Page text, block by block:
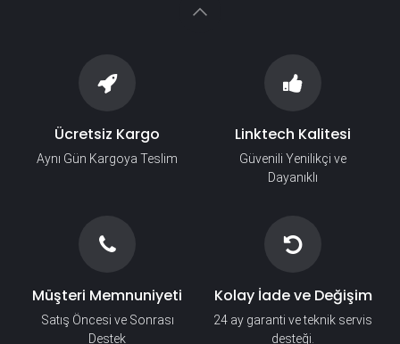
Ücretsiz Kargo
Aynı Gün Kargoya Teslim
Linktech Kalitesi
Güvenili Yenilikçi ve
Dayanıklı
Müşteri Memnuniyeti
Satış Öncesi ve Sonrası
Destek
Kolay İade ve Değişim
24 ay garanti ve teknik servis
desteği.